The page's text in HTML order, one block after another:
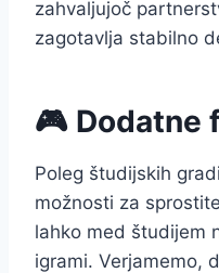
zahvaljujoč
zagotavlja stabilno
🎮 Dodatne
Poleg študijskih
možnosti za
lahko med študijem
igrami. Verjamemo,